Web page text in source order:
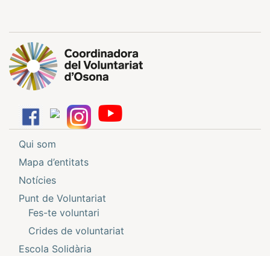
Qui som
Mapa d’entitats
Notícies
Punt de Voluntariat
Fes-te voluntari
Crides de voluntariat
Escola Solidària